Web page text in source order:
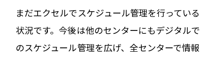
まだエクセルでスケジュール管理を行っている
状況です。今後は他のセンターにもデジタルで
のスケジュール管理を広げ、全センターで情報